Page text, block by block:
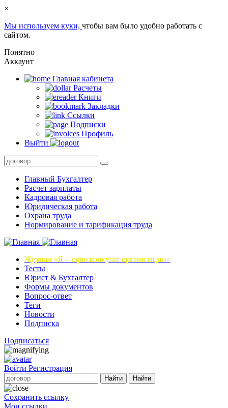
×
Мы используем куки, чтобы вам было удобно работать с
сайтом.
Понятно
Аккаунт
Главная кабинета
Расчеты
Книги
Закладки
Ссылки
Подписки
Профиль
Выйти
Главный Бухгалтер
Расчет зарплаты
Кадровая работа
Юридическая работа
Охрана труда
Нормирование и тарификация труда
Журнал «Я – юрисконсульт организации»
Тесты
Юрист & Бухгалтер
Формы документов
Вопрос-ответ
Теги
Новости
Подписка
Подписаться
Войти Регистрация
Найти Найти
Сохранить ссылку
Мои ссылки